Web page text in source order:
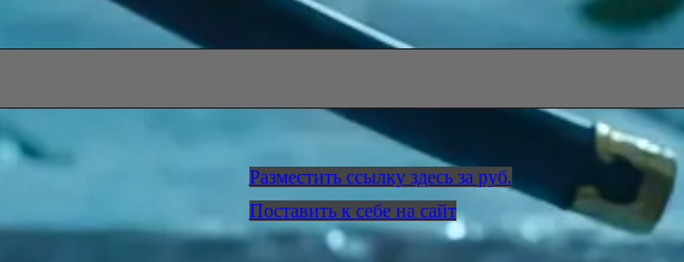
Разместить ссылку здесь за руб.
Поставить к себе на сайт